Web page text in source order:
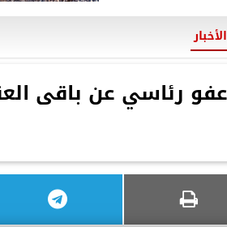
الأخبار
عفو رئاسي عن باقى